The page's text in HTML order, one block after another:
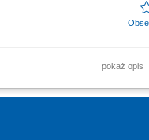
pokaż opis
Monitorowanie stanów